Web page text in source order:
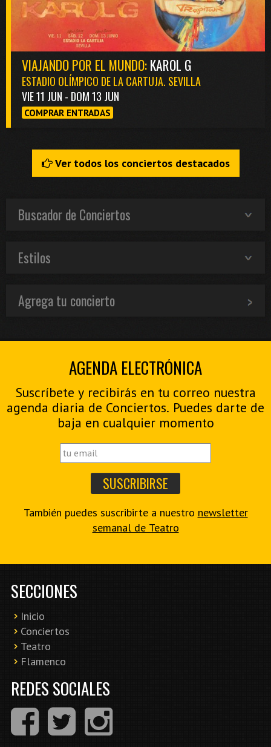
VIAJANDO POR EL MUNDO:KAROL G
ESTADIO OLÍMPICO DE LA CARTUJA. SEVILLA
VIE 11 JUN - DOM 13 JUN
COMPRAR ENTRADAS
Ver todos los conciertos destacados
Buscador de Conciertos
Estilos
Agrega tu concierto
AGENDA ELECTRÓNICA
Suscríbete y recibirás en tu correo nuestra
agenda diaria de Conciertos. Puedes darte de
baja en cualquier momento
También puedes suscribirte a nuestro newsletter
semanal de Teatro
SECCIONES
Inicio
Conciertos
Teatro
Flamenco
REDES SOCIALES